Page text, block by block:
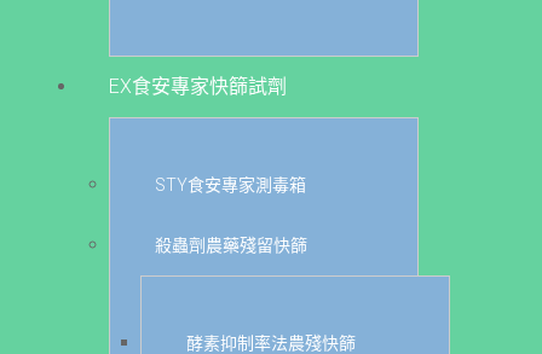
EX食安專家快篩試劑
STY食安專家測毒箱
殺蟲劑農藥殘留快篩
酵素抑制率法農殘快篩